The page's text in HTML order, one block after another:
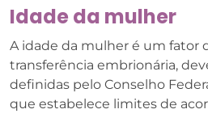
Idade da mulher
A idade da mulher é um fator
transferência embrionária,
definidas pelo Conselho
que estabelece limites de